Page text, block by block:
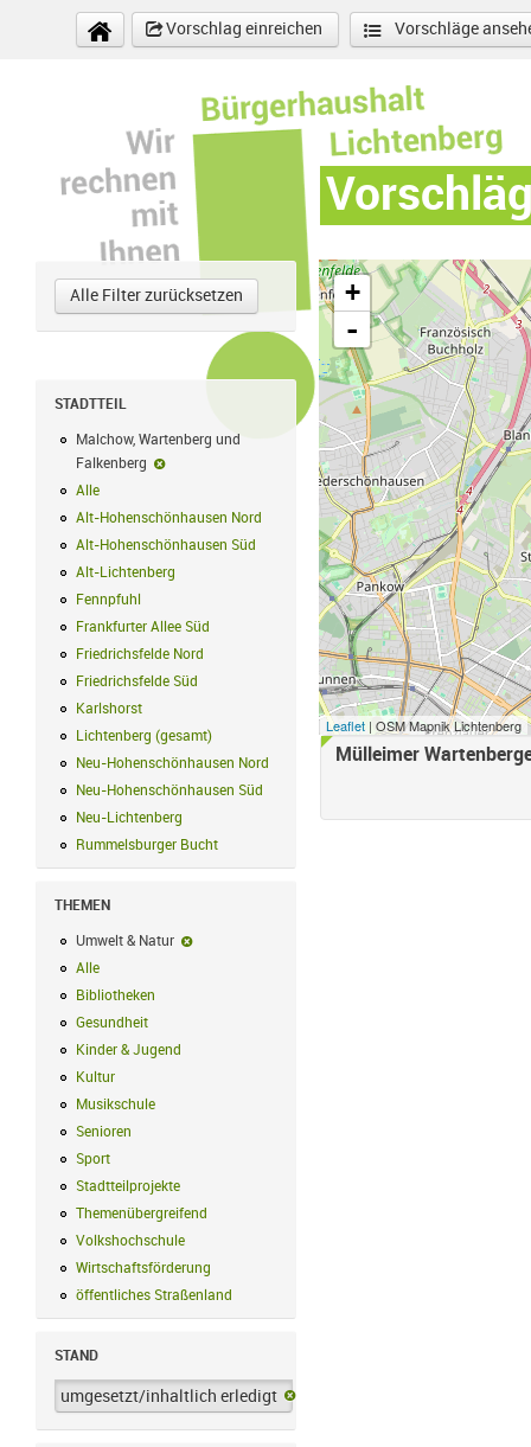
Direkt zum Inhalt
Vorschlag einreichen
Vorschläge
Alle Filter zurücksetzen
STADTTEIL
Malchow, Wartenberg und
Falkenberg
Malchow, Wartenberg und Falkenberg-Filter entfernen
Alle
Alt-Hohenschönhausen Nord
Alt-Hohenschönhausen Nord Filter
Alt-Hohenschönhausen Süd
Alt-Hohenschönhausen Süd Filter
Alt-Lichtenberg Alt-Lichtenberg Filter anwenden
Fennpfuhl
Frankfurter Allee Süd
Frankfurter Allee Süd Filter anwenden
Friedrichsfelde Nord
Friedrichsfelde Nord Filter anwenden
Friedrichsfelde Süd
Friedrichsfelde Süd Filter anwenden
Karlshorst
Lichtenberg (gesamt) Lichtenberg (gesamt) Filter anwenden
Neu-Hohenschönhausen Nord
Neu-Hohenschönhausen Nord Filter
Neu-Hohenschönhausen Süd
Neu-Lichtenberg Neu-Lichtenberg Filter anwenden
Rummelsburger Bucht
THEMEN
Umwelt & Natur
Alle
Bibliotheken
Gesundheit
Kinder & Jugend
Kultur
Musikschule
Senioren
Sport
Stadtteilprojekte
Themenübergreifend
Volkshochschule
Wirtschaftsförderung
öffentliches Straßenland
STAND
umgesetzt/inhaltlich erledigt
+
-
Leaflet | OSM Mapnik Lichtenberg
Mülleimer